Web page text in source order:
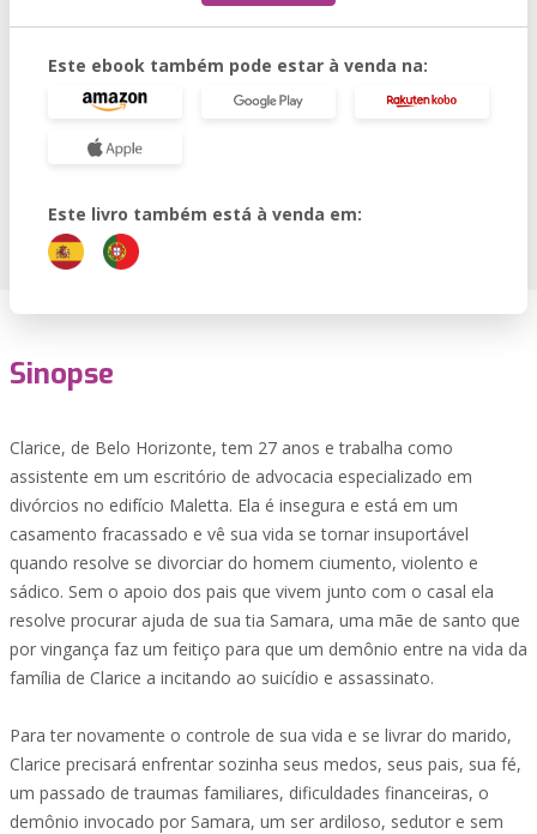
Este ebook também pode estar à venda na:
Este livro também está à venda em:
Sinopse
Clarice, de Belo Horizonte, tem 27 anos e trabalha como
assistente em um escritório de advocacia especializado em
divórcios no edifício Maletta. Ela é insegura e está em um
casamento fracassado e vê sua vida se tornar insuportável
quando resolve se divorciar do homem ciumento, violento e
sádico. Sem o apoio dos pais que vivem junto com o casal ela
resolve procurar ajuda de sua tia Samara, uma mãe de santo que
por vingança faz um feitiço para que um demônio entre na vida da
família de Clarice a incitando ao suicídio e assassinato.
Para ter novamente o controle de sua vida e se livrar do marido,
Clarice precisará enfrentar sozinha seus medos, seus pais, sua fé,
um passado de traumas familiares, dificuldades financeiras, o
demônio invocado por Samara, um ser ardiloso, sedutor e sem